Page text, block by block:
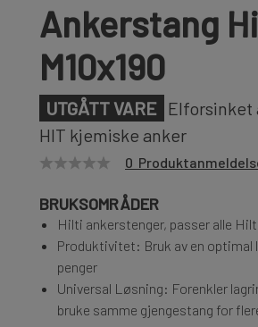
Ankerstang
M10x190
UTGÅTT VARE Elforsinket
HIT kjemiske anker
0
BRUKSOMRÅDER
Hilti ankerstenger, passer alle
Produktivitet: Bruk av en optimal
penger
Universal Løsning: Forenkler
bruke samme gjengestang for